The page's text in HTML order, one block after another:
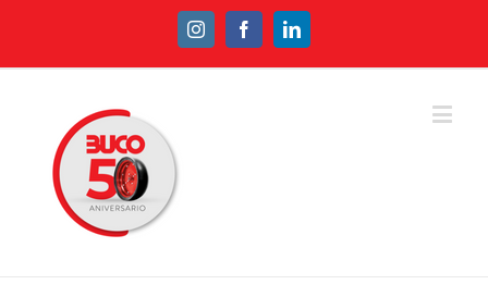
InstagramFacebookLinkedin